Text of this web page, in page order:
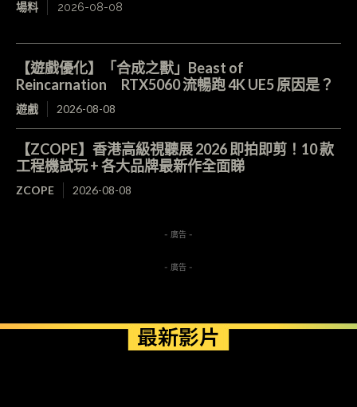
場料 2026-08-08
【遊戲優化】「合成之獸」Beast of
Reincarnation RTX5060 流暢跑 4K UE5 原因是？
遊戲 2026-08-08
【ZCOPE】香港高級視聽展 2026 即拍即剪！10 款
工程機試玩 + 各大品牌最新作全面睇
ZCOPE 2026-08-08
- 廣告 -
- 廣告 -
最新影片